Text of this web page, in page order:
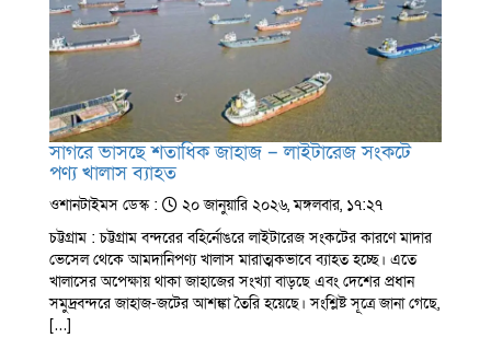
সাগরে ভাসছে শতাধিক জাহাজ – লাইটারেজ সংকটে
পণ্য খালাস ব্যাহত
ওশানটাইমস ডেস্ক :
২০ জানুয়ারি ২০২৬, মঙ্গলবার, ১৭:২৭
চট্টগ্রাম : চট্টগ্রাম বন্দরের বহির্নোঙরে লাইটারেজ সংকটের কারণে মাদার
ভেসেল থেকে আমদানিপণ্য খালাস মারাত্মকভাবে ব্যাহত হচ্ছে। এতে
খালাসের অপেক্ষায় থাকা জাহাজের সংখ্যা বাড়ছে এবং দেশের প্রধান
সমুদ্রবন্দরে জাহাজ-জটের আশঙ্কা তৈরি হয়েছে। সংশ্লিষ্ট সূত্রে জানা গেছে,
[…]